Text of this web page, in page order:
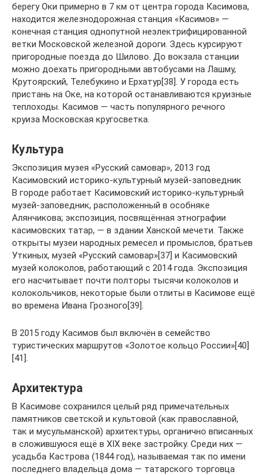
берегу Оки примерно в 7 км от центра города Касимова,
находится железнодорожная станция «Касимов» —
конечная станция однопутной неэлектрифицированной
ветки Московской железной дороги. Здесь курсируют
пригородные поезда до Шилово. До вокзала станции
можно доехать пригородными автобусами на Лашму,
Крутоярский, Телебукино и Ерхатур[38]. У города есть
пристань на Оке, на которой останавливаются круизные
теплоходы. Касимов — часть популярного речного
круиза Московская кругосветка.
Культура
Экспозиция музея «Русский самовар», 2013 год
Касимовский историко-культурный музей-заповедник
В городе работает Касимовский историко-культурный
музей-заповедник, расположенный в особняке
Алянчикова; экспозиция, посвящённая этнографии
касимовских татар, — в здании Ханской мечети. Также
открыты музеи народных ремесел и промыслов, братьев
Уткиных, музей «Русский самовар»[37] и Касимовский
музей колоколов, работающий с 2014 года. Экспозиция
его насчитывает почти полторы тысячи колоколов и
колокольчиков, некоторые были отлиты в Касимове ещё
во времена Ивана Грозного[39].
В 2015 году Касимов был включён в семейство
туристических маршрутов «Золотое кольцо России»[40]
[41].
Архитектура
В Касимове сохранился целый ряд примечательных
памятников светской и культовой (как православной,
так и мусульманской) архитектуры, органично вписанных
в сложившуюся ещё в XIX веке застройку. Среди них —
усадьба Кастрова (1844 год), называемая так по имени
последнего владельца дома — татарского торговца